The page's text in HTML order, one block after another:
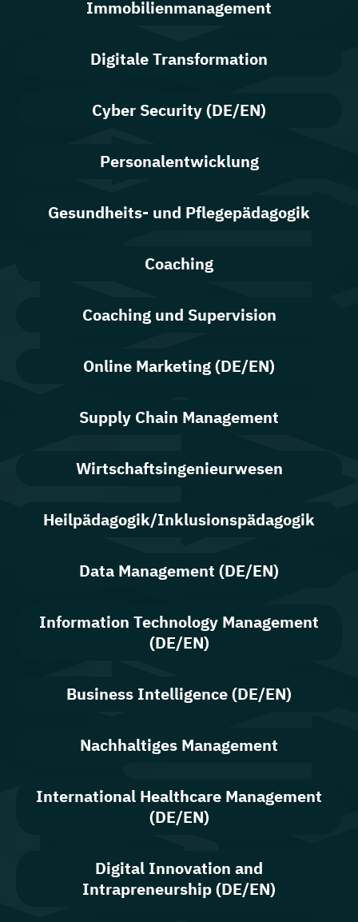
Immobilienmanagement
Digitale Transformation
Cyber Security (DE/EN)
Personalentwicklung
Gesundheits- und Pflegepädagogik
Coaching
Coaching und Supervision
Online Marketing (DE/EN)
Supply Chain Management
Wirtschaftsingenieurwesen
Heilpädagogik/Inklusionspädagogik
Data Management (DE/EN)
Information Technology Management
(DE/EN)
Business Intelligence (DE/EN)
Nachhaltiges Management
International Healthcare Management
(DE/EN)
Digital Innovation and
Intrapreneurship (DE/EN)